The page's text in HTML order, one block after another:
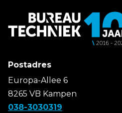
Postadres
Europa-Allee 6
8265 VB Kampen
038-3030319